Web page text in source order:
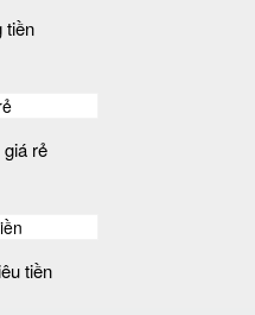
tiền
rẻ
tiền